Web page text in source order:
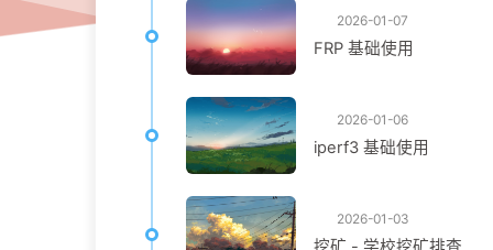
2026-01-07
FRP 基础使用
2026-01-06
iperf3 基础使用
2026-01-03